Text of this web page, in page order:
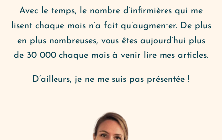
Avec le temps, le nombre d’infirmières qui me
lisent chaque mois n’a fait qu’augmenter. De plus
en plus nombreuses, vous êtes aujourd’hui plus
de 30 000 chaque mois à venir lire mes articles.
D’ailleurs, je ne me suis pas présentée !